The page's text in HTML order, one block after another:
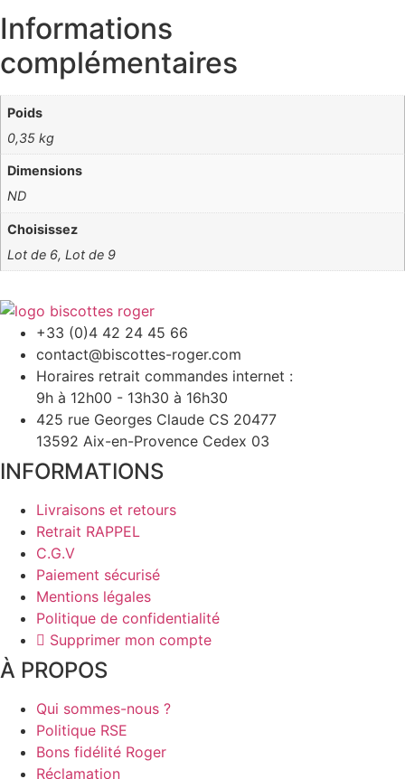
Informations
complémentaires
Poids
0,35 kg
Dimensions
ND
Choisissez
Lot de 6, Lot de 9
+33 (0)4 42 24 45 66
contact@biscottes-roger.com
Horaires retrait commandes internet :
9h à 12h00 - 13h30 à 16h30
425 rue Georges Claude CS 20477
13592 Aix-en-Provence Cedex 03
INFORMATIONS
Livraisons et retours
Retrait RAPPEL
C.G.V
Paiement sécurisé
Mentions légales
Politique de confidentialité
Supprimer mon compte
À PROPOS​
Qui sommes-nous ?
Politique RSE
Bons fidélité Roger
Réclamation